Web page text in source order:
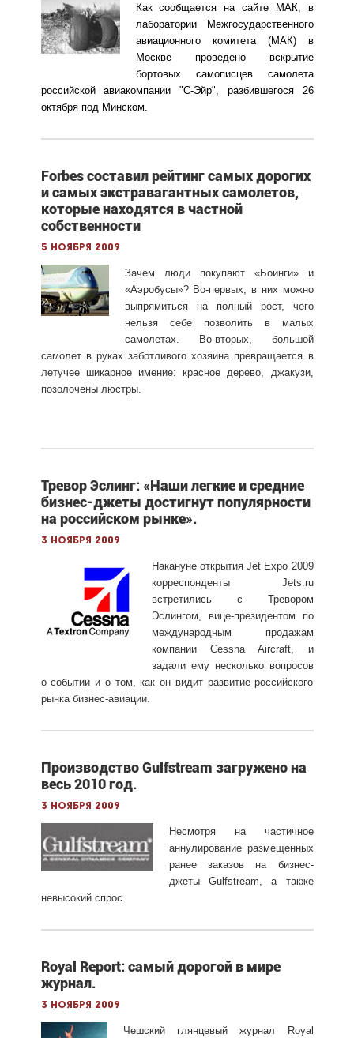
Как сообщается на сайте МАК, в
лаборатории Межгосударственного
авиационного комитета (МАК) в
Москве проведено вскрытие
бортовых самописцев самолета
российской авиакомпании "С-Эйр", разбившегося 26
октября под Минском.
Forbes составил рейтинг самых дорогих
и самых экстравагантных самолетов,
которые находятся в частной
собственности
5 ноября 2009
Зачем люди покупают «Боинги» и
«Аэробусы»? Во-первых, в них можно
выпрямиться на полный рост, чего
нельзя себе позволить в малых
самолетах. Во-вторых, большой
самолет в руках заботливого хозяина превращается в
летучее шикарное имение: красное дерево, джакузи,
позолочены люстры.
Тревор Эслинг: «Наши легкие и средние
бизнес-джеты достигнут популярности
на российском рынке».
3 ноября 2009
Накануне открытия Jet Expo 2009
корреспонденты Jets.ru
встретились с Тревором
Эслингом, вице-президентом по
международным продажам
компании Cessna Aircraft, и
задали ему несколько вопросов
о событии и о том, как он видит развитие российского
рынка бизнес-авиации.
Производство Gulfstream загружено на
весь 2010 год.
3 ноября 2009
Несмотря на частичное
аннулирование размещенных
ранее заказов на бизнес-
джеты Gulfstream, а также
невысокий спрос.
Royal Report: самый дорогой в мире
журнал.
3 ноября 2009
Чешский глянцевый журнал Royal